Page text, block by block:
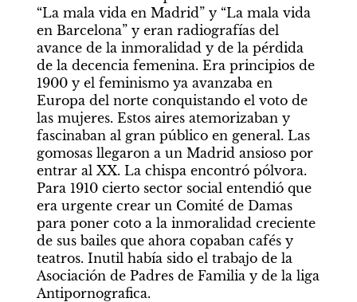
“La mala vida en Madrid” y “La mala vida
en Barcelona” y eran radiografías del
avance de la inmoralidad y de la pérdida
de la decencia femenina. Era principios de
1900 y el feminismo ya avanzaba en
Europa del norte conquistando el voto de
las mujeres. Estos aires atemorizaban y
fascinaban al gran público en general. Las
gomosas llegaron a un Madrid ansioso por
entrar al XX. La chispa encontró pólvora.
Para 1910 cierto sector social entendió que
era urgente crear un Comité de Damas
para poner coto a la inmoralidad creciente
de sus bailes que ahora copaban cafés y
teatros. Inutil había sido el trabajo de la
Asociación de Padres de Familia y de la liga
Antipornografica.